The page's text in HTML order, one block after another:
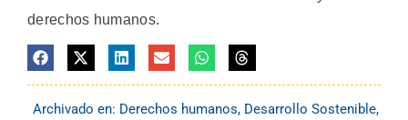
derechos humanos.
Archivado en: Derechos humanos, Desarrollo Sostenible,